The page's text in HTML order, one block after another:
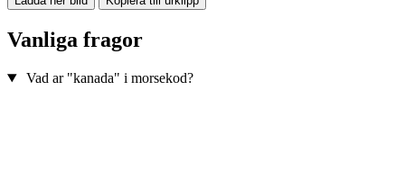
Vanliga fragor
Vad ar "kanada" i morsekod?